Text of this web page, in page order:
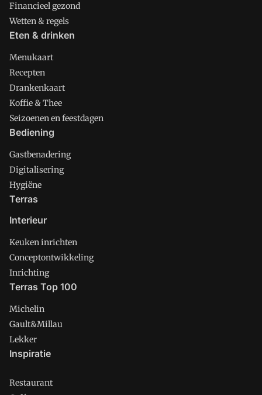
Financieel gezond
Wetten & regels
Eten & drinken
Menukaart
Recepten
Drankenkaart
Koffie & Thee
Seizoenen en feestdagen
Bediening
Gastbenadering
Digitalisering
Hygiëne
Terras
Interieur
Keuken inrichten
Conceptontwikkeling
Inrichting
Terras Top 100
Michelin
Gault&Millau
Lekker
Inspiratie
Restaurant